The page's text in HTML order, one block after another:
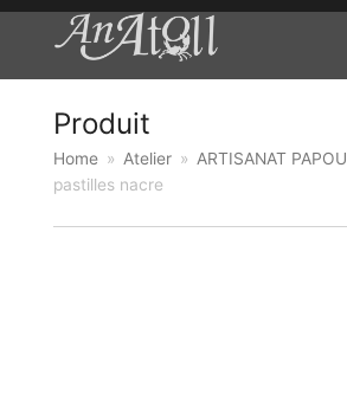
Produit
Home » Atelier » ARTISANAT PAPOU
pastilles nacre